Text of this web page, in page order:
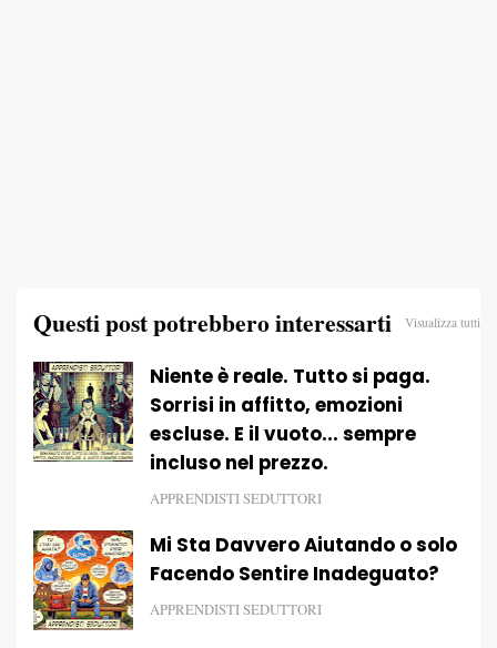
Questi post potrebbero interessarti Visualizza tutti
Niente è reale. Tutto si paga.
Sorrisi in affitto, emozioni
escluse. E il vuoto... sempre
incluso nel prezzo.
APPRENDISTI SEDUTTORI
Mi Sta Davvero Aiutando o solo
Facendo Sentire Inadeguato?
APPRENDISTI SEDUTTORI